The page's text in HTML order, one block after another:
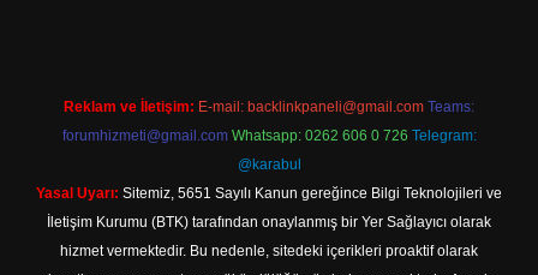
Reklam ve İletişim: E-mail: backlinkpaneli@gmail.com Teams:
forumhizmeti@gmail.com Whatsapp: 0262 606 0 726 Telegram:
@karabul
Yasal Uyarı: Sitemiz, 5651 Sayılı Kanun gereğince Bilgi Teknolojileri ve
İletişim Kurumu (BTK) tarafından onaylanmış bir Yer Sağlayıcı olarak
hizmet vermektedir. Bu nedenle, sitedeki içerikleri proaktif olarak